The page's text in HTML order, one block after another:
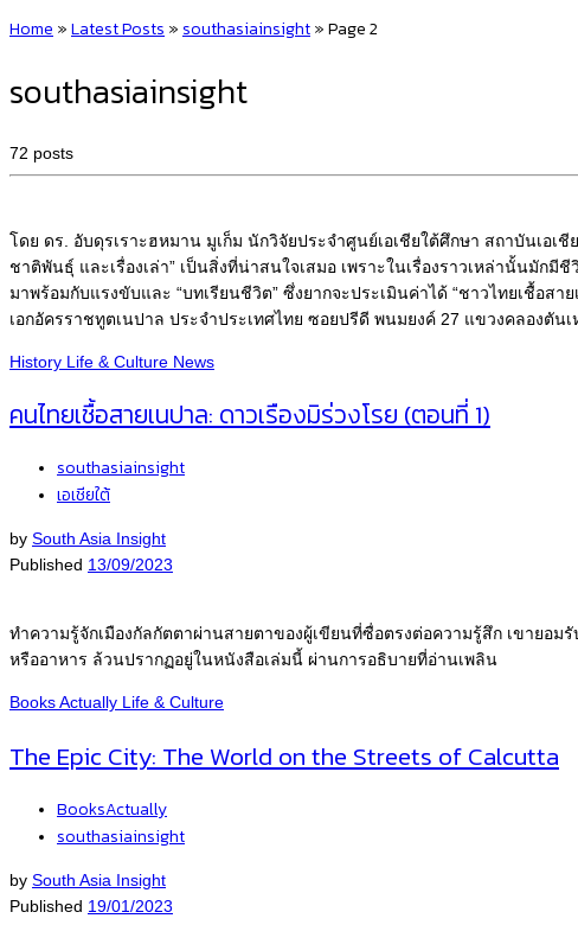
Home »Latest Posts » southasiainsight»Page 2
southasiainsight
72 posts
โดย ดร. อับดุรเราะฮหมาน มูเก็ม นักวิจัยประจำศูนย์เอเชียใต้ศึกษา สถาบันเอเ
ชาติพันธุ์ และเรื่องเล่า” เป็นสิ่งที่น่าสนใจเสมอ เพราะในเรื่องราวเหล่านั้นมัก
มาพร้อมกับแรงขับและ “บทเรียนชีวิต” ซึ่งยากจะประเมินค่าได้ “ชาวไทยเชื้อส
เอกอัครราชทูตเนปาล ประจำประเทศไทย ซอยปรีดี พนมยงค์ 27 แขวงคลองตั
History Life & Culture News
คนไทยเชื้อสายเนปาล: ดาวเรืองมิร่วงโรย (ตอนที่ 1)
southasiainsight
เอเชียใต้
by South Asia Insight
Published 13/09/2023
ทำความรู้จักเมืองกัลกัตตาผ่านสายตาของผู้เขียนที่ซื่อตรงต่อความรู้สึก เขายอ
หรืออาหาร ล้วนปรากฏอยู่ในหนังสือเล่มนี้ ผ่านการอธิบายที่อ่านเพลิน
Books Actually Life & Culture
The Epic City: The World on the Streets of Calcutta
BooksActually
southasiainsight
by South Asia Insight
Published 19/01/2023